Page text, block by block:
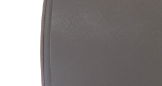
刻印する文字
ネームプレートはご注文の際
ルファベットでご指定ください。